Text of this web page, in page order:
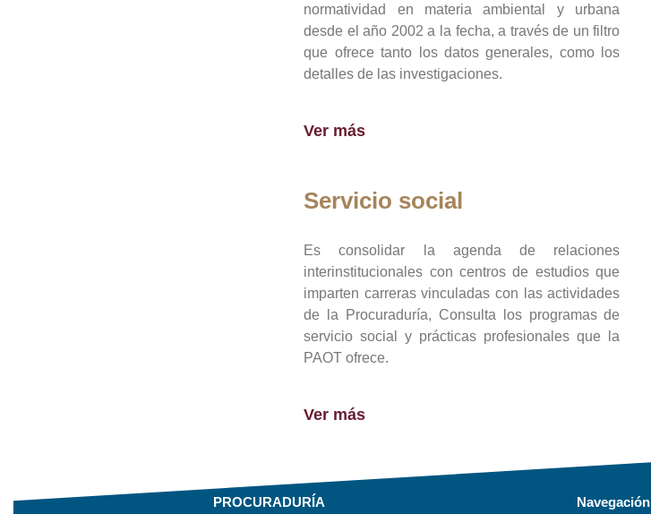
normatividad en materia ambiental y urbana
desde el año 2002 a la fecha, a través de un filtro
que ofrece tanto los datos generales, como los
detalles de las investigaciones.
Ver más
Servicio social
Es consolidar la agenda de relaciones
interinstitucionales con centros de estudios que
imparten carreras vinculadas con las actividades
de la Procuraduría, Consulta los programas de
servicio social y prácticas profesionales que la
PAOT ofrece.
Ver más
PROCURADURÍA Navegación